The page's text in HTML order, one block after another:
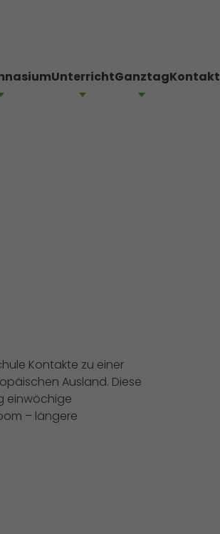
UnterrichtGanztagKontakt
Kontakte zu einer
Ausland. Diese
einwöchige
– längere